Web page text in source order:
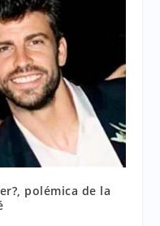
polémica de la